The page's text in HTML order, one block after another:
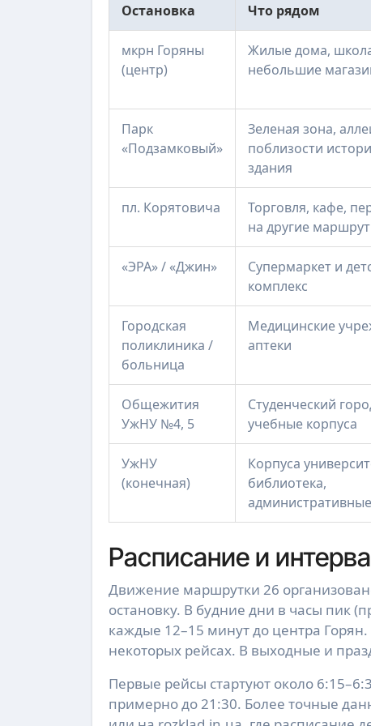
Остановка Что рядом
мкрн Горяны
(центр)
Жилые дома,
небольшие
Парк
«Подзамковый»
Зеленая зона,
поблизости
здания
пл. Корятовича
Торговля, кафе,
на другие
«ЭРА» / «Джин»
Супермаркет и
комплекс
Городская
поликлиника /
больница
Медицинские
аптеки
Общежития
УжНУ №4, 5
Студенческий
учебные корпуса
УжНУ
(конечная)
Корпуса
библиотека,
Расписание и
Движение маршрутки 26
остановку. В будние дни в часы пик
каждые 12–15 минут до центра
некоторых рейсах. В выходные и
Первые рейсы стартуют около
примерно до 21:30. Более точные